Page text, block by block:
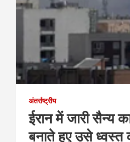
अंतर्राष्ट्रीय
ईरान में जारी सैन्य
बनाते हुए उसे ध्वस्त